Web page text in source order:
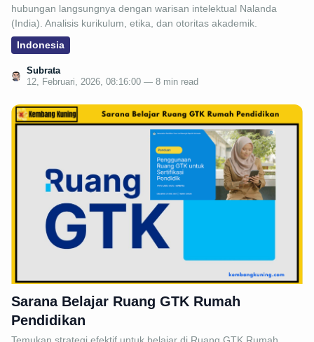
hubungan langsungnya dengan warisan intelektual Nalanda
(India). Analisis kurikulum, etika, dan otoritas akademik.
Indonesia
Subrata
12, Februari, 2026, 08:16:00 — 8 min read
Sarana Belajar Ruang GTK Rumah
Pendidikan